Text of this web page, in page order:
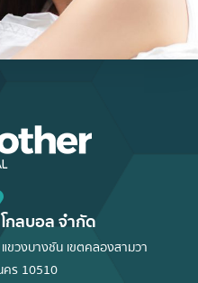
กลบอล จำกัด
วงบางชัน เขตคลองสามวา
คร 10510